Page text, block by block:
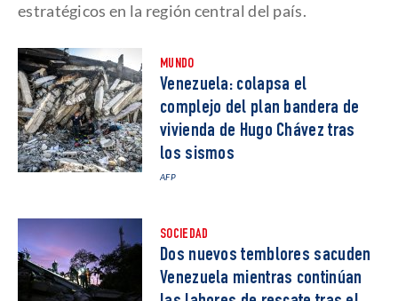
estratégicos en la región central del país.
MUNDO
Venezuela: colapsa el
complejo del plan bandera de
vivienda de Hugo Chávez tras
los sismos
AFP
SOCIEDAD
Dos nuevos temblores sacuden
Venezuela mientras continúan